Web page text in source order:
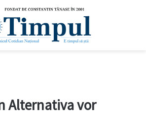
Alternativa vor